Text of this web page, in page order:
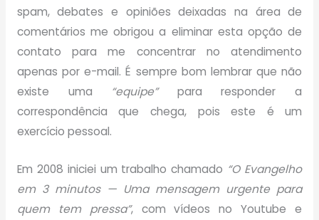
spam, debates e opiniões deixadas na área de
comentários me obrigou a eliminar esta opção de
contato para me concentrar no atendimento
apenas por e-mail. É sempre bom lembrar que não
existe uma “equipe”para responder a
correspondência que chega, pois este é um
exercício pessoal.
Em 2008 iniciei um trabalho chamado “O Evangelho
em 3 minutos — Uma mensagem urgente para
quem tem pressa”, com vídeos no Youtube e